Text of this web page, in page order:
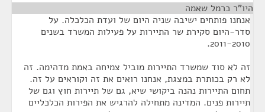
היו"ר כרמל שאמה
אנחנו פותחים ישיבה שניה היום של ועדת הכלכלה. על
סדר-היום סקירת שר התיירות על פעילות המשרד בשנים
2011-2010.
זה לא סוד שמשרד התיירות מוביל צמיחה באמת מדהימה. זה
לא רק בכותרת במצגת, אנחנו רואים את זה וקוראים על זה.
תחום התיירות נהנה ביקושי שיא, גם של תיירות חוץ וגם של
תיירות פנים. המדינה מתחילה להרגיש את הפירות הכלכליים